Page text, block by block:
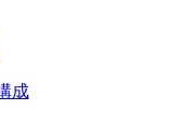
成